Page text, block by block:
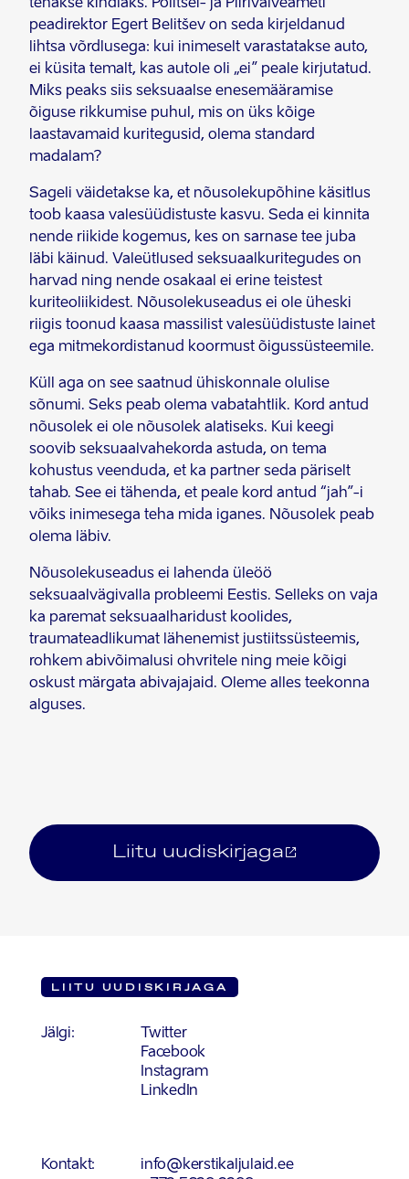
tehakse kindlaks. Politsei- ja Piirivalveameti
peadirektor Egert Belitšev on seda kirjeldanud
lihtsa võrdlusega: kui inimeselt varastatakse auto,
ei küsita temalt, kas autole oli „ei” peale kirjutatud.
Miks peaks siis seksuaalse enesemääramise
õiguse rikkumise puhul, mis on üks kõige
laastavamaid kuritegusid, olema standard
madalam?
Sageli väidetakse ka, et nõusolekupõhine käsitlus
toob kaasa valesüüdistuste kasvu. Seda ei kinnita
nende riikide kogemus, kes on sarnase tee juba
läbi käinud. Valeütlused seksuaalkuritegudes on
harvad ning nende osakaal ei erine teistest
kuriteoliikidest. Nõusolekuseadus ei ole üheski
riigis toonud kaasa massilist valesüüdistuste lainet
ega mitmekordistanud koormust õigussüsteemile.
Küll aga on see saatnud ühiskonnale olulise
sõnumi. Seks peab olema vabatahtlik. Kord antud
nõusolek ei ole nõusolek alatiseks. Kui keegi
soovib seksuaalvahekorda astuda, on tema
kohustus veenduda, et ka partner seda päriselt
tahab. See ei tähenda, et peale kord antud “jah”-i
võiks inimesega teha mida iganes. Nõusolek peab
olema läbiv.
Nõusolekuseadus ei lahenda üleöö
seksuaalvägivalla probleemi Eestis. Selleks on vaja
ka paremat seksuaalharidust koolides,
traumateadlikumat lähenemist justiitssüsteemis,
rohkem abivõimalusi ohvritele ning meie kõigi
oskust märgata abivajajaid. Oleme alles teekonna
alguses.
Liitu uudiskirjaga
LIITU UUDISKIRJAGA
Jälgi:
Twitter
Facebook
Instagram
LinkedIn
Kontakt:
info@kerstikaljulaid.ee